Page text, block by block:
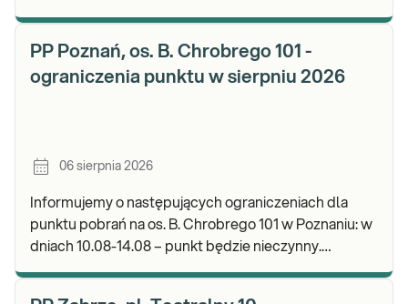
PP Poznań, os. B. Chrobrego 101 -
ograniczenia punktu w sierpniu 2026
06 sierpnia 2026
Informujemy o następujących ograniczeniach dla
punktu pobrań na os. B. Chrobrego 101 w Poznaniu: w
dniach 10.08-14.08 – punkt będzie nieczynny.